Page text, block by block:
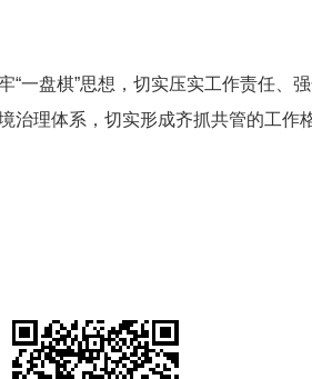
一盘棋”思想，切实压实工作责任、
理体系，切实形成齐抓共管的工作